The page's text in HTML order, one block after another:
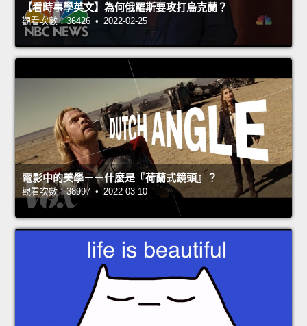
【看時事學英文】為何俄羅斯要攻打烏克蘭？
觀看次數：36426 • 2022-02-25
電影中的美學－－什麼是『荷蘭式鏡頭』？
觀看次數：38997 • 2022-03-10